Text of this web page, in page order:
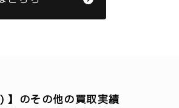
】のその他の買取実績